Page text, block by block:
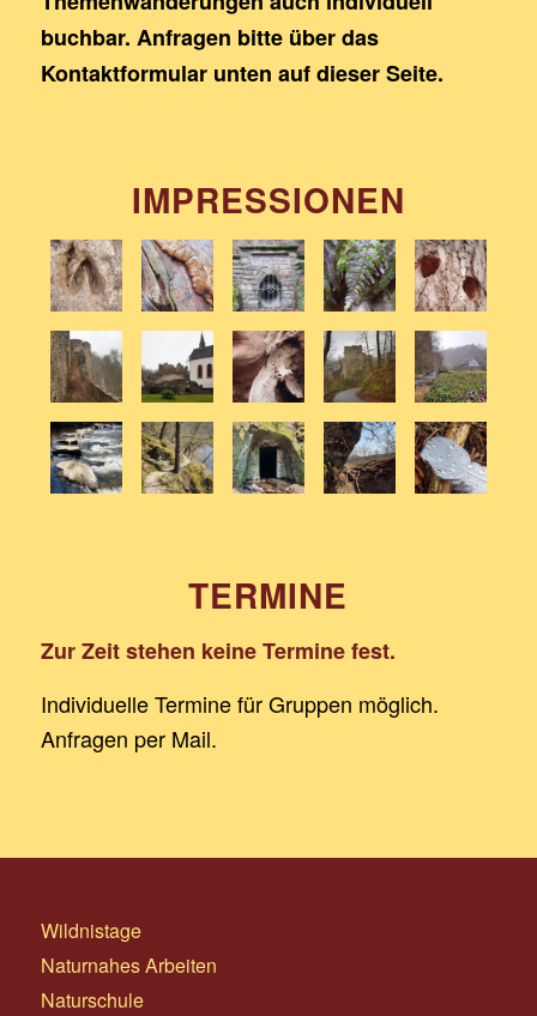
buchbar. Anfragen bitte über das
Kontaktformular unten auf dieser Seite.
IMPRESSIONEN
TERMINE
Zur Zeit stehen keine Termine fest.
Individuelle Termine für Gruppen möglich.
Anfragen per Mail.
Wildnistage
Naturnahes Arbeiten
Naturschule